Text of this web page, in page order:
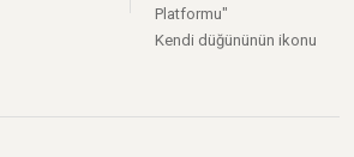
Platformu"
Kendi düğününün ikonu